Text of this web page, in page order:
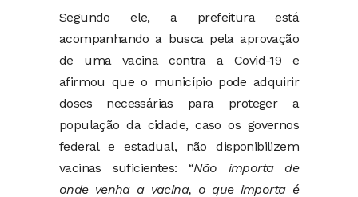
Segundo ele, a prefeitura está
acompanhando a busca pela aprovação
de uma vacina contra a Covid-19 e
afirmou que o município pode adquirir
doses necessárias para proteger a
população da cidade, caso os governos
federal e estadual, não disponibilizem
vacinas suficientes: “Não importa de
onde venha a vacina, o que importa é